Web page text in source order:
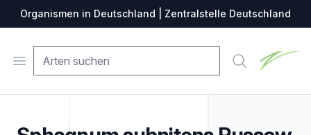
Organismen in Deutschland | Zentralstelle Deutschland
Open menu Suche